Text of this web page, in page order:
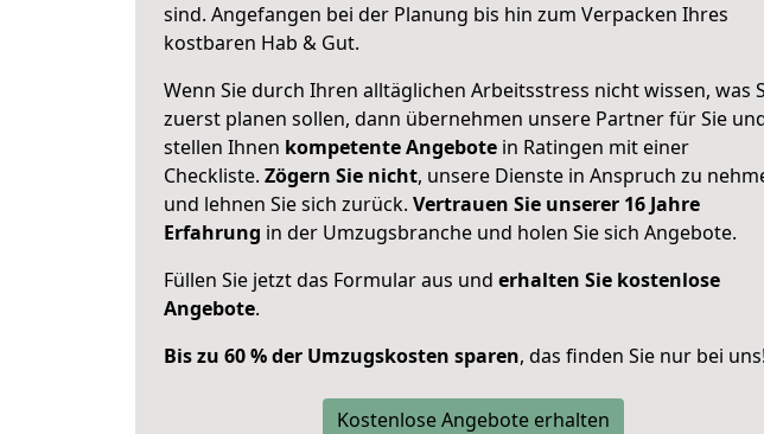
sind. Angefangen bei der Planung bis hin zum Verpacken Ihres
kostbaren Hab & Gut.
Wenn Sie durch Ihren alltäglichen Arbeitsstress nicht wissen, was
zuerst planen sollen, dann übernehmen unsere Partner für Sie
stellen Ihnen kompetente Angebote in Ratingen mit einer
Checkliste. Zögern Sie nicht, unsere Dienste in Anspruch zu
und lehnen Sie sich zurück. Vertrauen Sie unserer 16 Jahre
Erfahrung in der Umzugsbranche und holen Sie sich Angebote.
Füllen Sie jetzt das Formular aus und erhalten Sie kostenlose
Angebote.
Bis zu 60 % der Umzugskosten sparen, das finden Sie nur bei uns!
Kostenlose Angebote erhalten